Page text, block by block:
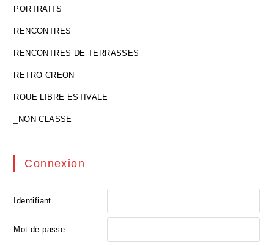
PORTRAITS
RENCONTRES
RENCONTRES DE TERRASSES
RETRO CREON
ROUE LIBRE ESTIVALE
_NON CLASSE
Connexion
Identifiant
Mot de passe